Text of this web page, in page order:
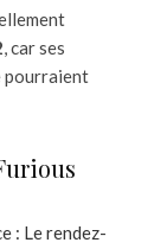
, car ses
pourraient
: Le rendez-